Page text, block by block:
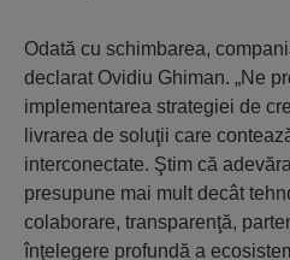
Odată cu schimbarea,
declarat Ovidiu Ghiman. „Ne
implementarea strategiei de
livrarea de soluţii care
interconectate. Ştim că
presupune mai mult decât
colaborare, transparenţă,
înţelegere profundă a